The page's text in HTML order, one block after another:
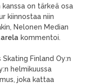
on tärkeä osa
kiinnostaa niin
Nelonen Median
kommentoi.
Finland Oy:n
helmikuussa
joka kattaa